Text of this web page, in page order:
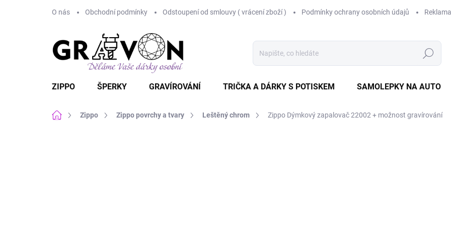
O nás Obchodní podmínky Odstoupení od smlouvy ( vrácení zboží ) Podmínky ochrany osobních údajů
Hledat
ZIPPO ŠPERKY GRAVÍROVÁNÍ TRIČKA A DÁRKY S POTISKEM SAMOLEPKY NA AUTO
Domů Zippo Zippo povrchy a tvary Leštěný chrom Zippo Dýmkový zapalovač 22002 + možnost gravírování